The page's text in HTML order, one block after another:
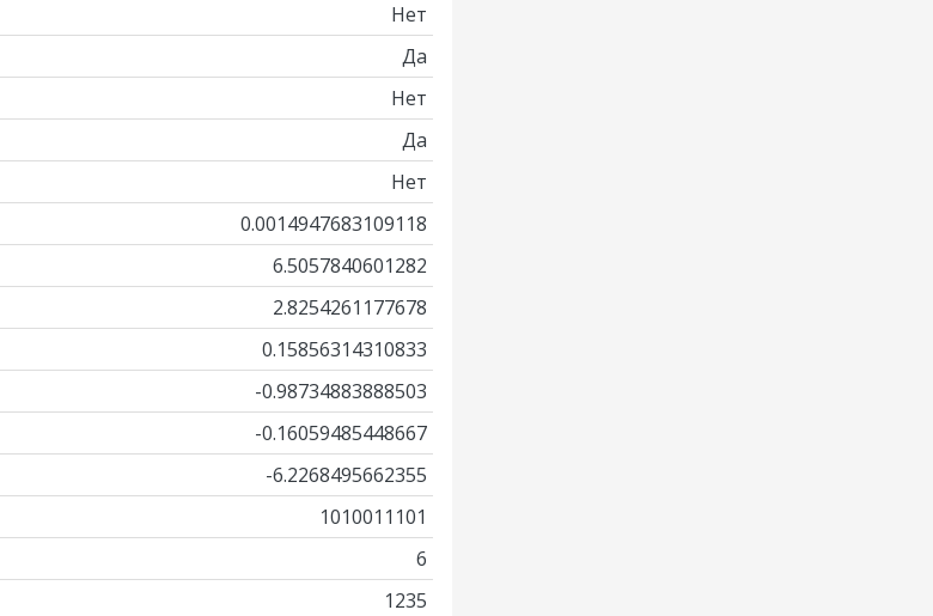
Нет
Да
Нет
Да
Нет
0.0014947683109118
6.5057840601282
2.8254261177678
0.15856314310833
-0.98734883888503
-0.16059485448667
-6.2268495662355
1010011101
6
1235